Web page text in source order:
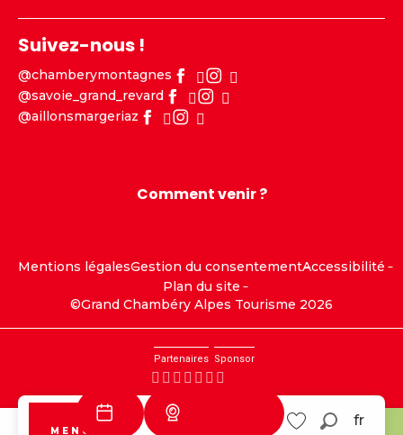
MENU
fr
Suivez-nous !
@chamberymontagnes
@savoie_grand_revard
@aillonsmargeriaz
Comment venir ?
Mentions légalesGestion du consentementAccessibilité
Plan du site
©Grand Chambéry Alpes Tourisme 2026
Partenaires Sponsor